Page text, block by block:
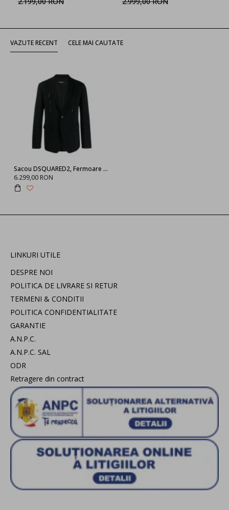
VAZUTE RECENT CELE MAI CAUTATE
Sacou DSQUARED2, Fermoare atasate, Negru
6.299,00 RON
LINKURI UTILE
DESPRE NOI
POLITICA DE LIVRARE SI RETUR
TERMENI & CONDITII
POLITICA CONFIDENTIALITATE
GARANTIE
A.N.P.C.
A.N.P.C. SAL
ODR
Retragere din contract